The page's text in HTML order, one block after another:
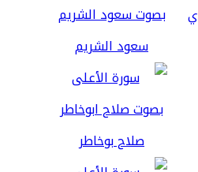
سعود الشريم
صلاح بوخاطر